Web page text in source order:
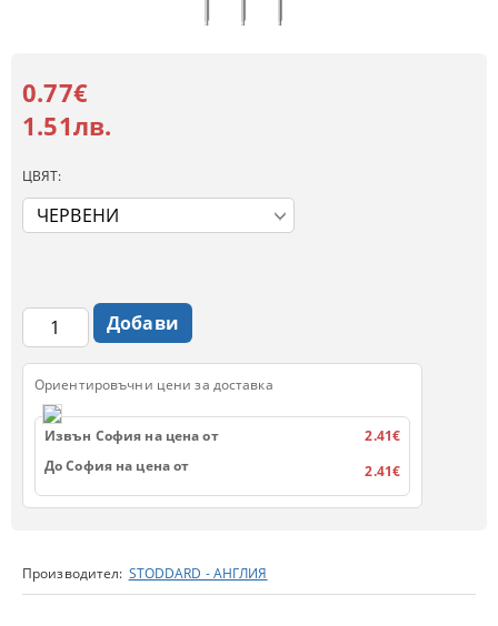
Производител: STODDARD - АНГЛИЯ
0.77€
1.51лв.
ЦВЯТ:
Ориентировъчни цени за доставка
Извън София на цена от
2.41€
До София на цена от
2.41€